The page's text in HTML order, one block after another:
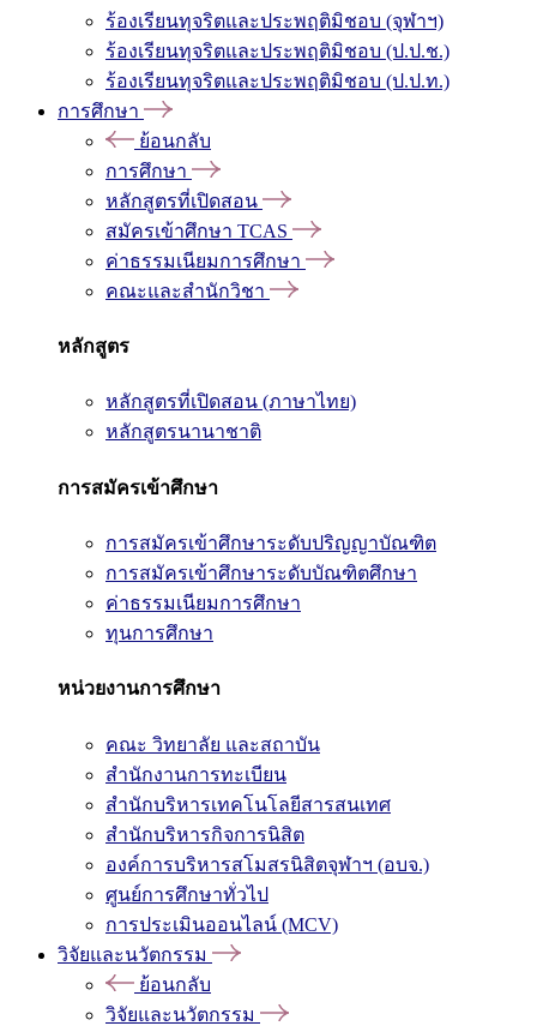
ร้องเรียนทุจริตและประพฤติมิชอบ (จุฬาฯ)
ร้องเรียนทุจริตและประพฤติมิชอบ (ป.ป.ช.)
ร้องเรียนทุจริตและประพฤติมิชอบ (ป.ป.ท.)
การศึกษา
ย้อนกลับ
การศึกษา
หลักสูตรที่เปิดสอน
สมัครเข้าศึกษา TCAS
ค่าธรรมเนียมการศึกษา
คณะและสำนักวิชา
หลักสูตร
หลักสูตรที่เปิดสอน (ภาษาไทย)
หลักสูตรนานาชาติ
การสมัครเข้าศึกษา
การสมัครเข้าศึกษาระดับปริญญาบัณฑิต
การสมัครเข้าศึกษาระดับบัณฑิตศึกษา
ค่าธรรมเนียมการศึกษา
ทุนการศึกษา
หน่วยงานการศึกษา
คณะ วิทยาลัย และสถาบัน
สำนักงานการทะเบียน
สำนักบริหารเทคโนโลยีสารสนเทศ
สำนักบริหารกิจการนิสิต
องค์การบริหารสโมสรนิสิตจุฬาฯ (อบจ.)
ศูนย์การศึกษาทั่วไป
การประเมินออนไลน์ (MCV)
วิจัยและนวัตกรรม
ย้อนกลับ
วิจัยและนวัตกรรม